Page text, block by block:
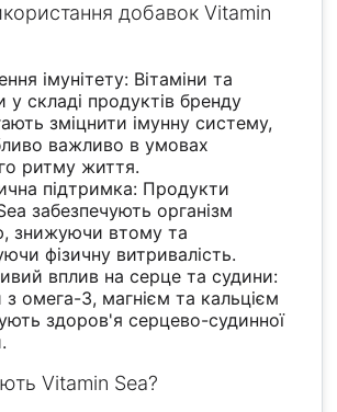
добавок Vitamin
імунітету: Вітаміни та
у складі продуктів бренду
зміцнити імунну систему,
важливо в умовах
ритму життя.
підтримка: Продукти
забезпечують організм
знижуючи втому та
фізичну витривалість.
вплив на серце та судини:
омега-3, магнієм та кальцієм
здоров'я серцево-судинної
Vitamin Sea?